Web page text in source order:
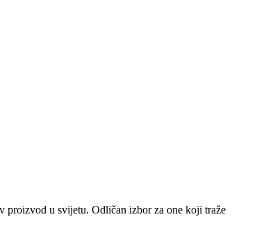
proizvod u svijetu. Odličan izbor za one koji traže